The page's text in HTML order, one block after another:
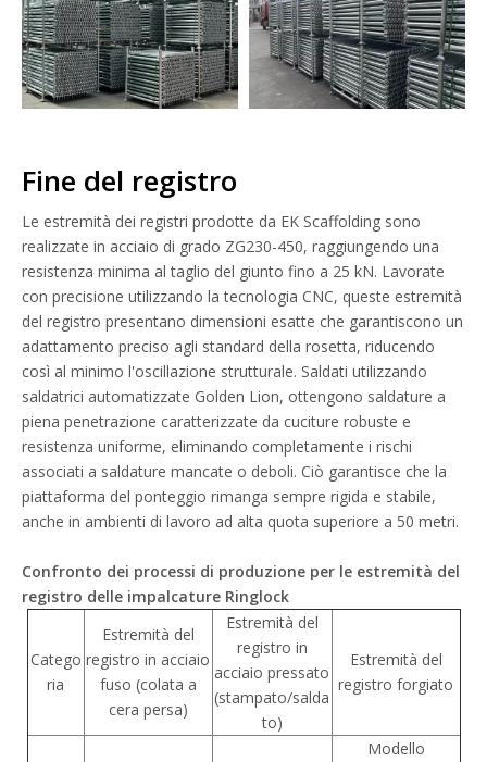
Fine del registro
Le estremità dei registri prodotte da EK Scaffolding sono
realizzate in acciaio di grado ZG230-450, raggiungendo una
resistenza minima al taglio del giunto fino a 25 kN. Lavorate
con precisione utilizzando la tecnologia CNC, queste estremità
del registro presentano dimensioni esatte che garantiscono un
adattamento preciso agli standard della rosetta, riducendo
così al minimo l'oscillazione strutturale. Saldati utilizzando
saldatrici automatizzate Golden Lion, ottengono saldature a
piena penetrazione caratterizzate da cuciture robuste e
resistenza uniforme, eliminando completamente i rischi
associati a saldature mancate o deboli. Ciò garantisce che la
piattaforma del ponteggio rimanga sempre rigida e stabile,
anche in ambienti di lavoro ad alta quota superiore a 50 metri.
Confronto dei processi di produzione per le estremità del
registro delle impalcature Ringlock
Catego
ria
Estremità del
registro in acciaio
fuso (colata a
cera persa)
Estremità del
registro in
acciaio pressato
(stampato/salda
to)
Estremità del
registro forgiato
Modello